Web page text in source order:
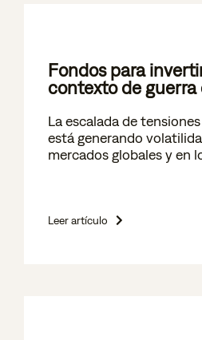
Fondos para
contexto de guerra
La escalada de
está generando
mercados globales y en
Leer artículo